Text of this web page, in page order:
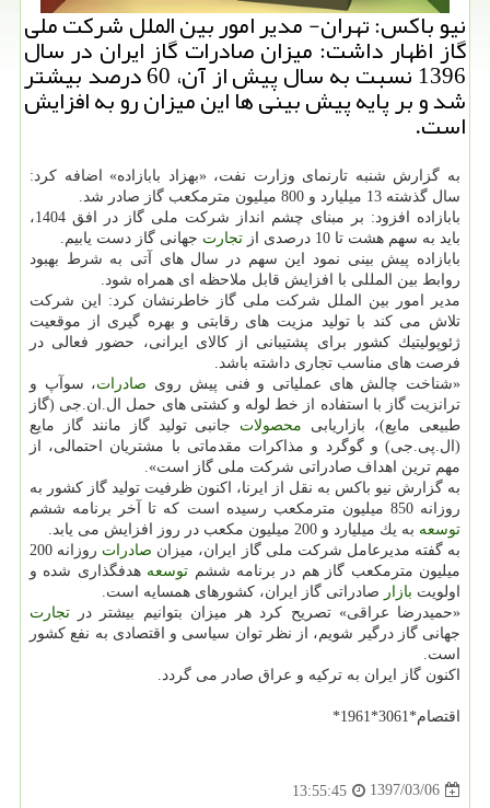
نیو باكس: تهران- مدیر امور بین الملل شركت ملی
گاز اظهار داشت: میزان صادرات گاز ایران در سال
1396 نسبت به سال پیش از آن، 60 درصد بیشتر
شد و بر پایه پیش بینی ها این میزان رو به افزایش
است.
به گزارش شنبه تارنمای وزارت نفت، «بهزاد بابازاده» اضافه كرد:
سال گذشته 13 میلیارد و 800 میلیون مترمكعب گاز صادر شد.
بابازاده افزود: بر مبنای چشم انداز شركت ملی گاز در افق 1404،
باید به سهم هشت تا 10 درصدی از
تجارت جهانی گاز دست یابیم.
بابازاده پیش بینی نمود این سهم در سال های آتی به شرط بهبود
روابط بین المللی با افزایش قابل ملاحظه ای همراه شود.
مدیر امور بین الملل شركت ملی گاز خاطرنشان كرد: این شركت
تلاش می كند با تولید مزیت های رقابتی و بهره گیری از موقعیت
ژئوپولیتیك كشور برای پشتیبانی از كالای ایرانی، حضور فعالی در
فرصت های مناسب تجاری داشته باشد.
«شناخت چالش های عملیاتی و فنی پیش روی صادرات، سوآپ و
ترانزیت گاز با استفاده از خط لوله و كشتی های حمل ال.ان.جی (گاز
طبیعی مایع)، بازاریابی محصولات جانبی تولید گاز مانند گاز مایع
(ال.پی.جی) و گوگرد و مذاكرات مقدماتی با مشتریان احتمالی، از
مهم ترین اهداف صادراتی شركت ملی گاز است».
به گزارش نیو باكس به نقل از ایرنا، اكنون ظرفیت تولید گاز كشور به
روزانه 850 میلیون مترمكعب رسیده است كه تا آخر برنامه ششم
توسعه به یك میلیارد و 200 میلیون مكعب در روز افزایش می یابد.
به گفته مدیرعامل شركت ملی گاز ایران، میزان صادرات
روزانه 200
میلیون مترمكعب گاز هم در برنامه ششم توسعه هدفگذاری شده و
اولویت بازار صادراتی گاز ایران، كشورهای همسایه است.
«حمیدرضا عراقی» تصریح كرد هر میزان بتوانیم بیشتر در تجارت
جهانی گاز درگیر شویم، از نظر توان سیاسی و اقتصادی به نفع كشور
است.
اكنون گاز ایران به تركیه و عراق صادر می گردد.
اقتصام*3061*1961*
1397/03/06
13:55:45